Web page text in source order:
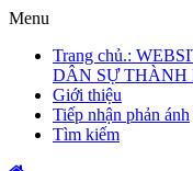
Menu
Trang chủ.:
DÂN SỰ THÀNH
Giới thiệu
Tiếp nhận phản ánh
Tìm kiếm